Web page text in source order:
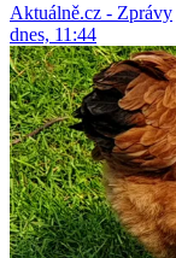
Aktuálně.cz - Zprávy
dnes, 11:44